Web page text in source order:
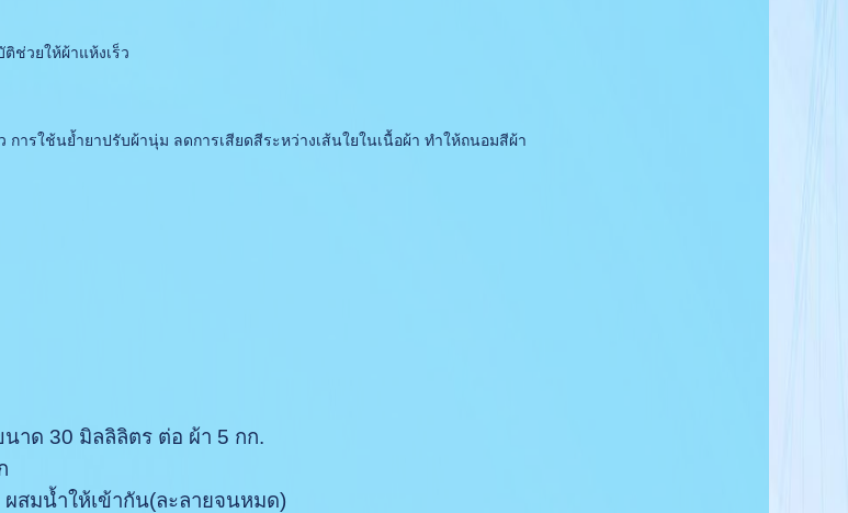
วยให้ผ้าแห้งเร็ว
ารใช้นย้ำยาปรับผ้านุ่ม ลดการเสียดสีระหว่างเส้นใยในเนื้อผ้า ทำให้ถนอมสีผ้า
าด 30 มิลลิลิตร ต่อ ผ้า 5 กก.
สมน้ำให้เข้ากัน(ละลายจนหมด)